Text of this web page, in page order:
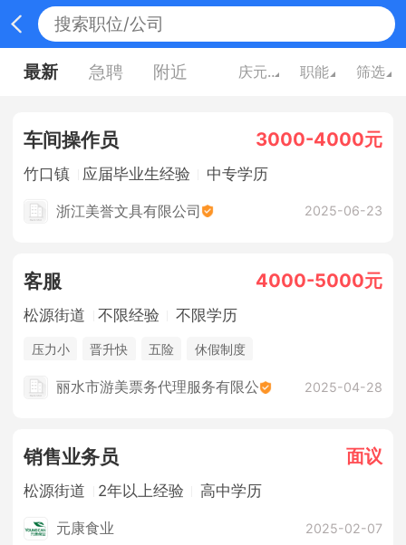
最新 急聘 附近 庆元县 职能 筛选
车间操作员 3000-4000元
竹口镇 应届毕业生经验 中专学历
浙江美誉文具有限公司 2025-06-23
客服 4000-5000元
松源街道 不限经验 不限学历
压力小 晋升快 五险 休假制度
丽水市游美票务代理服务有限公 2025-04-28
销售业务员 面议
松源街道 2年以上经验 高中学历
元康食业 2025-02-07